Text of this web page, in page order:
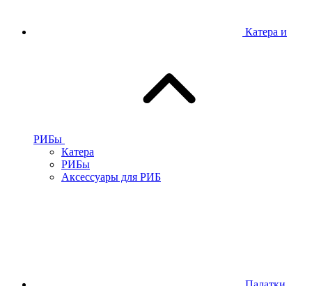
Катера и
РИБы
Катера
РИБы
Аксессуары для РИБ